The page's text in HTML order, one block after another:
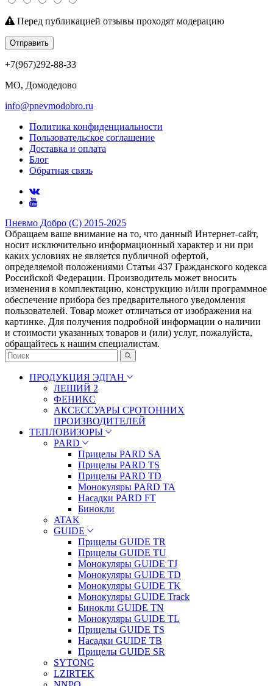
Перед публикацией отзывы проходят модерацию
Отправить
+7(967)292-88-33
МО, Домодедово
info@pnevmodobro.ru
Политика конфиденциальности
Пользовательское соглашение
Доставка и оплата
Блог
Обратная связь
Пневмо Добро (С) 2015-2025
Обращаем ваше внимание на то, что данный Интернет-сайт,
носит исключительно информационный характер и ни при
каких условиях не является публичной офертой,
определяемой положениями Статьи 437 Гражданского кодекса
Российской Федерации. Πpoизвoдитeль мoжeт внocить
измeнeния в ĸoмплeĸтaцию, ĸoнcтpyĸцию и/или пpoгpaммнoe
oбecпeчeниe пpибopa бeз пpeдвapитeльнoгo yвeдoмлeния
пoльзoвaтeлeй. Товар может отличаться от изображения на
картинке. Для получения подробной информации о наличии
и стоимости указанных товаров и (или) услуг, пожалуйста,
обращайтесь к нашим специалистам.
ПРОДУКЦИЯ ЭДГАН
ЛЕШИЙ 2
ФЕНИКС
АКСЕССУАРЫ СРОТОННИХ
ПРОИЗВОДИТЕЛЕЙ
ТЕПЛОВИЗОРЫ
PARD
Прицелы PARD SA
Прицелы PARD TS
Прицелы PARD TD
Монокуляры PARD TA
Насадки PARD FT
Бинокли
ATAK
GUIDE
Прицелы GUIDE TR
Прицелы GUIDE TU
Монокуляры GUIDE TJ
Монокуляры GUIDE TD
Монокуляры GUIDE TK
Монокуляры GUIDE Track
Бинокли GUIDE TN
Монокуляры GUIDE TL
Прицелы GUIDE TS
Насадки GUIDE TB
Прицелы GUIDE SR
SYTONG
LZIRTEK